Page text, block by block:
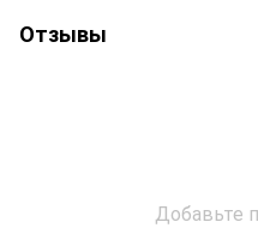
Отзывы
Добавьте